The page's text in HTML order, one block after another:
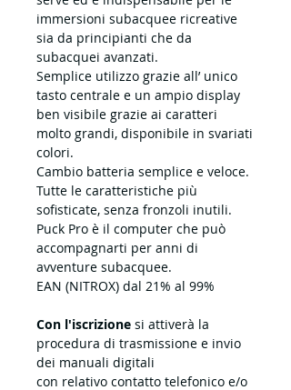
immersioni subacquee ricreative
sia da principianti che da
subacquei avanzati.
Semplice utilizzo grazie all’ unico
tasto centrale e un ampio display
ben visibile grazie ai caratteri
molto grandi, disponibile in svariati
colori.
Cambio batteria semplice e veloce.
Tutte le caratteristiche più
sofisticate, senza fronzoli inutili.
Puck Pro è il computer che può
accompagnarti per anni di
avventure subacquee.
EAN (NITROX) dal 21% al 99%
Con l'iscrizione si attiverà la
procedura di trasmissione e invio
dei manuali digitali
con relativo contatto telefonico e/o